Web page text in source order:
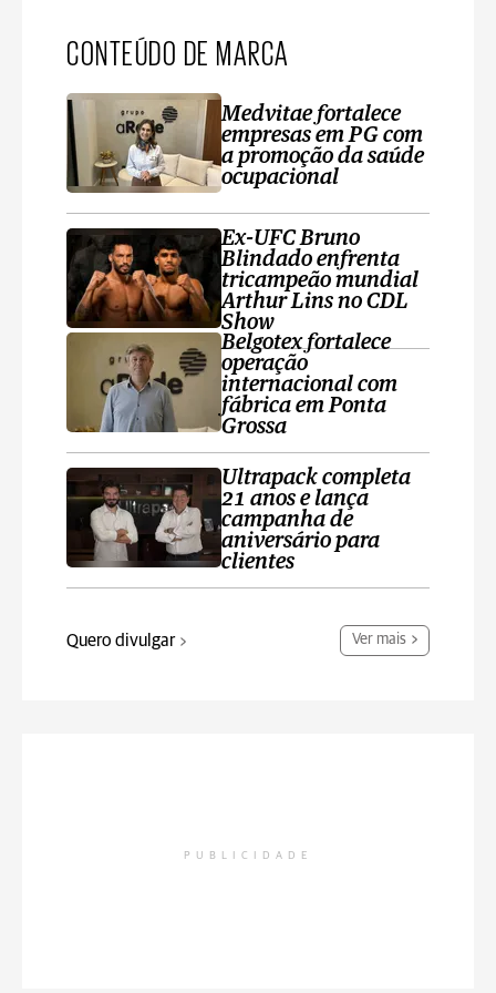
CONTEÚDO DE MARCA
Medvitae fortalece
empresas em PG com
a promoção da saúde
ocupacional
Ex-UFC Bruno
Blindado enfrenta
tricampeão mundial
Arthur Lins no CDL
Show
Belgotex fortalece
operação
internacional com
fábrica em Ponta
Grossa
Ultrapack completa
21 anos e lança
campanha de
aniversário para
clientes
Quero divulgar Ver mais
PUBLICIDADE